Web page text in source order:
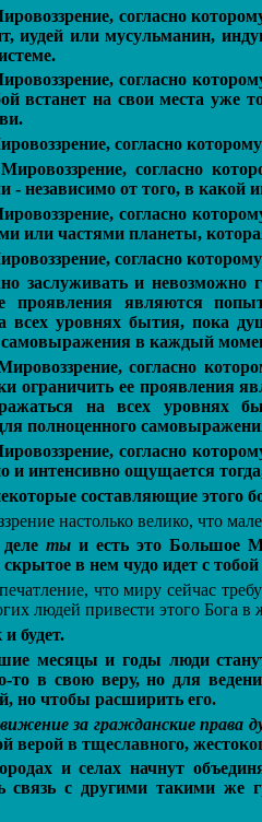
согласно
иудей или мусульманин,
согласно
встанет на свои места уже
согласно
согласно
- независимо от того, в какой
согласно
или частями планеты,
согласно
заслуживать и
проявления являются
всех уровнях бытия, пока
самовыражения в каждый
согласно
ограничить ее проявления
на всех
полноценного
согласно
и интенсивно ощущается
составляющие этого
настолько велико, что
ты и есть это Большое
в нем чудо идет с
что миру сейчас
людей привести этого Бога в
будет.
месяцы и годы люди
то в свою веру, но для
но чтобы расширить его.
за гражданские права
верой в тщеславного,
и селах начнут
связь с другими такими же